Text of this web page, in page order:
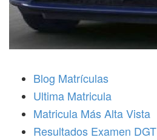
Blog Matrículas
Ultima Matricula
Matricula Más Alta Vista
Resultados Examen DGT